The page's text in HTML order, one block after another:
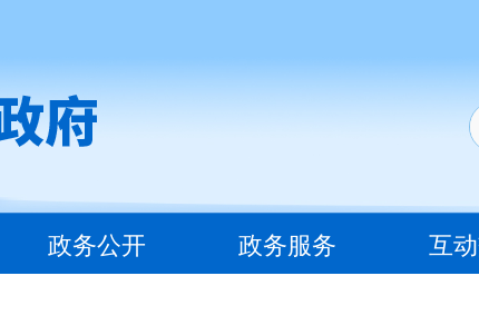
政务公开 政务服务 互